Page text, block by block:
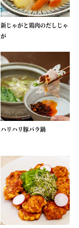
新じゃがと鶏肉のだしじゃ
が
ハリハリ豚バラ鍋